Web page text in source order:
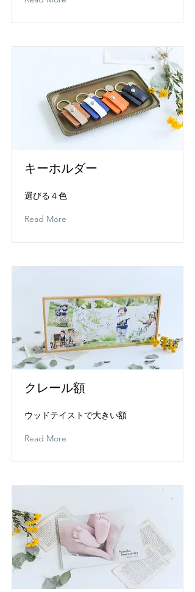
キーホルダー
選びる４色
Read More
クレール額
ウッドテイストで大きい額
Read More